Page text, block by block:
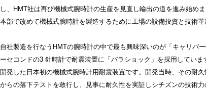
、HMT社は再び機械式腕時計の生産を見直し輸出の道を進み始め
部で改めて機械式腕時計を製造するために工場の設備投資と技術革
社製造を行なうHMTの腕時計の中で最も興味深いのが「キャリバ
セコンドの3 針時計で耐震装置に「パラショック」を採用してい
発した日本初の機械式腕時計用耐震装置です。開発当時、その耐
らの落下テストを敢行し、見事に耐久性を実証しシチズンの技術